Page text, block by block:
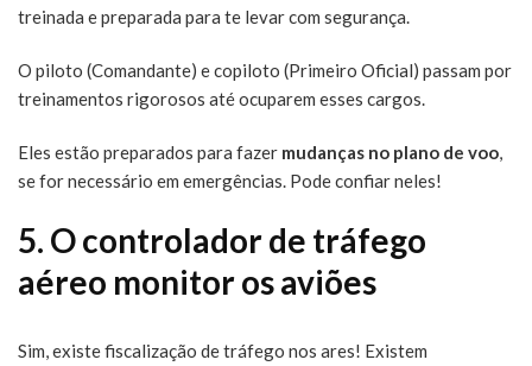
treinada e preparada para te levar com segurança.
O piloto (Comandante) e copiloto (Primeiro Oficial) passam por
treinamentos rigorosos até ocuparem esses cargos.
Eles estão preparados para fazer mudanças no plano de voo,
se for necessário em emergências. Pode confiar neles!
5. O controlador de tráfego
aéreo monitor os aviões
Sim, existe fiscalização de tráfego nos ares! Existem